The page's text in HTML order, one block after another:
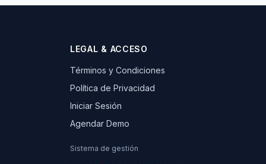
LEGAL & ACCESO
Términos y Condiciones
Política de Privacidad
Iniciar Sesión
Agendar Demo
Sistema de gestión